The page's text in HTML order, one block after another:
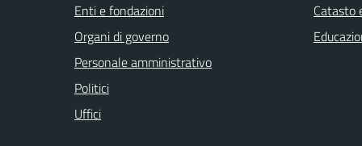
Enti e fondazioni
Organi di governo
Personale amministrativo
Politici
Uffici
Catasto